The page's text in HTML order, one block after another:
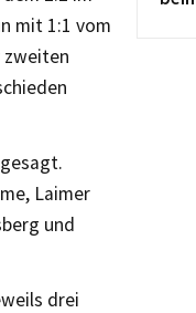
mit 1:1 vom
zweiten
Laimer
und
drei